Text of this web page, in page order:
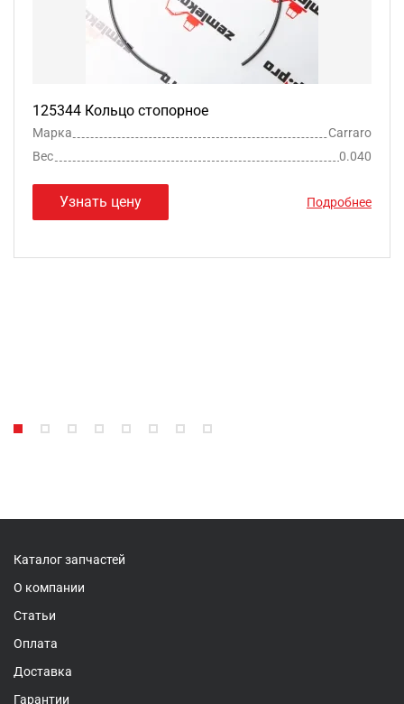
125344 Кольцо стопорное
Марка
Carraro
Вес
0.040
Узнать цену Подробнее
Каталог запчастей
О компании
Статьи
Оплата
Доставка
Гарантии